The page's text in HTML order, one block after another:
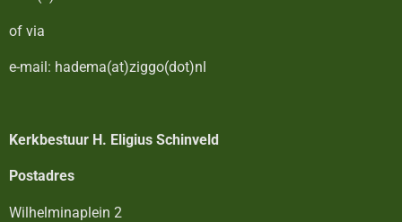
of via
e-mail: hadema(at)ziggo(dot)nl
Kerkbestuur H. Eligius Schinveld
Postadres
Wilhelminaplein 2